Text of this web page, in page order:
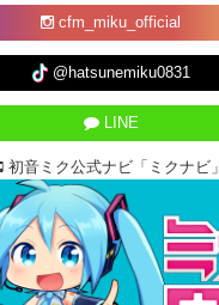
cfm_miku_official
@hatsunemiku0831
LINE
初音ミク公式ナビ「ミクナビ」